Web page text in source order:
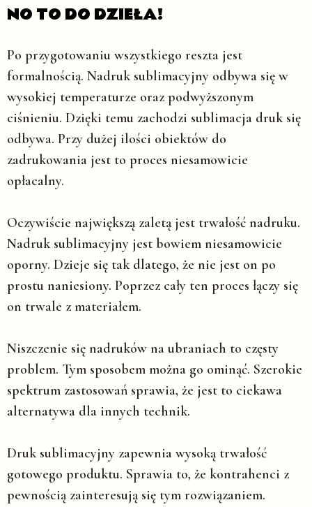
NO TO DO DZIEŁA!
Po przygotowaniu wszystkiego reszta jest
formalnością. Nadruk sublimacyjny odbywa się w
wysokiej temperaturze oraz podwyższonym
ciśnieniu. Dzięki temu zachodzi sublimacja druk się
odbywa. Przy dużej ilości obiektów do
zadrukowania jest to proces niesamowicie
opłacalny.
Oczywiście największą zaletą jest trwałość nadruku.
Nadruk sublimacyjny jest bowiem niesamowicie
oporny. Dzieje się tak dlatego, że nie jest on po
prostu naniesiony. Poprzez cały ten proces łączy się
on trwale z materiałem.
Niszczenie się nadruków na ubraniach to częsty
problem. Tym sposobem można go ominąć. Szerokie
spektrum zastosowań sprawia, że jest to ciekawa
alternatywa dla innych technik.
Druk sublimacyjny zapewnia wysoką trwałość
gotowego produktu. Sprawia to, że kontrahenci z
pewnością zainteresują się tym rozwiązaniem.